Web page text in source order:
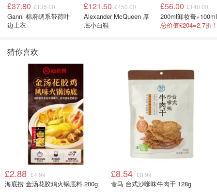
£37.80 £135.00
Ganni 棉府绸系带荷叶
边上衣
£121.50 £450.00
Alexander McQueen 厚
底小白鞋
£56.00 £140.00
猜你喜欢
£2.88 £4.99
海底捞 金汤花胶鸡火锅底料 200g
£8.54 £8.99
盒马 台式沙嗲味牛肉干 128g